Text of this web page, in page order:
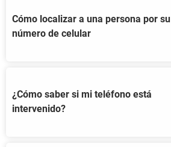
Cómo localizar a una persona por su
número de celular
¿Cómo saber si mi teléfono está
intervenido?